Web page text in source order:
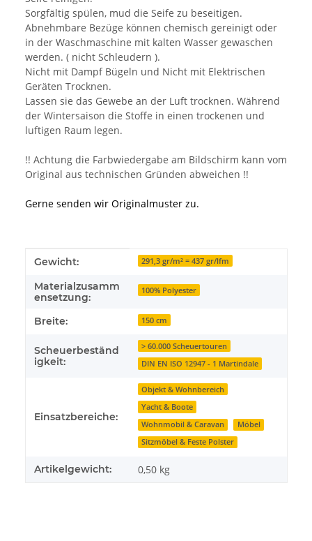
Sorgfältig spülen, mud die Seife zu beseitigen.
Abnehmbare Bezüge können chemisch gereinigt oder
in der Waschmaschine mit kalten Wasser gewaschen
werden. ( nicht Schleudern ).
Nicht mit Dampf Bügeln und Nicht mit Elektrischen
Geräten Trocknen.
Lassen sie das Gewebe an der Luft trocknen. Während
der Wintersaison die Stoffe in einen trockenen und
luftigen Raum legen.
!! Achtung die Farbwiedergabe am Bildschirm kann vom
Original aus technischen Gründen abweichen !!
Gerne senden wir Originalmuster zu.
Produkteigenschaft
Wert
Gewicht: 291,3 gr/m² = 437 gr/lfm
Materialzusamm
ensetzung:
100% Polyester
Breite: 150 cm
Scheuerbeständ
igkeit:
> 60.000 Scheuertouren
DIN EN ISO 12947 - 1 Martindale
Einsatzbereiche:
Objekt & Wohnbereich
Yacht & Boote
Wohnmobil & Caravan
Möbel
Sitzmöbel & Feste Polster
Artikelgewicht: 0,50 kg